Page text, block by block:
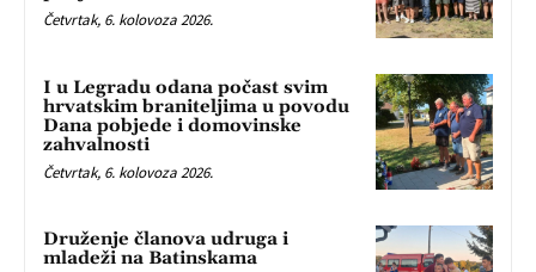
Četvrtak, 6. kolovoza 2026.
I u Legradu odana počast svim
hrvatskim braniteljima u povodu
Dana pobjede i domovinske
zahvalnosti
Četvrtak, 6. kolovoza 2026.
Druženje članova udruga i
mladeži na Batinskama